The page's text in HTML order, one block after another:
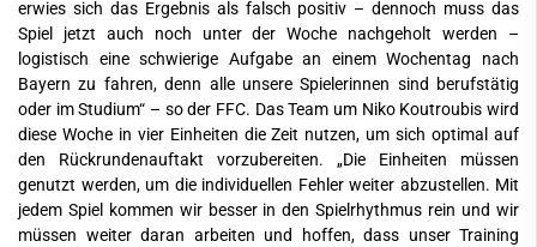
erwies sich das Ergebnis als falsch positiv – dennoch muss das
Spiel jetzt auch noch unter der Woche nachgeholt werden –
logistisch eine schwierige Aufgabe an einem Wochentag nach
Bayern zu fahren, denn alle unsere Spielerinnen sind berufstätig
oder im Studium“ – so der FFC. Das Team um Niko Koutroubis wird
diese Woche in vier Einheiten die Zeit nutzen, um sich optimal auf
den Rückrundenauftakt vorzubereiten. „Die Einheiten müssen
genutzt werden, um die individuellen Fehler weiter abzustellen. Mit
jedem Spiel kommen wir besser in den Spielrhythmus rein und wir
müssen weiter daran arbeiten und hoffen, dass unser Training